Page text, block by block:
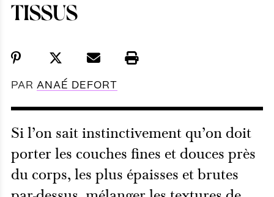
TISSUS
PAR ANAÉ DEFORT
Si l’on sait instinctivement qu’on doit
porter les couches fines et douces près
du corps, les plus épaisses et brutes